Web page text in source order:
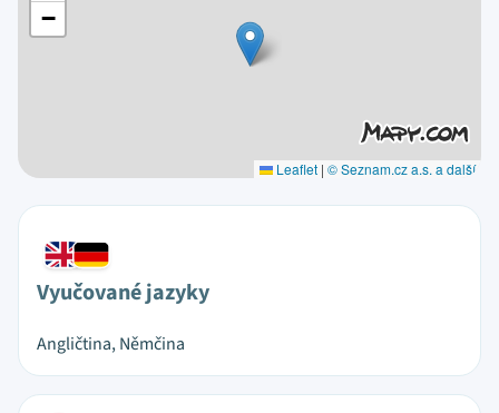
−
Leaflet | © Seznam.cz a.s. a další
Vyučované jazyky
Angličtina, Němčina